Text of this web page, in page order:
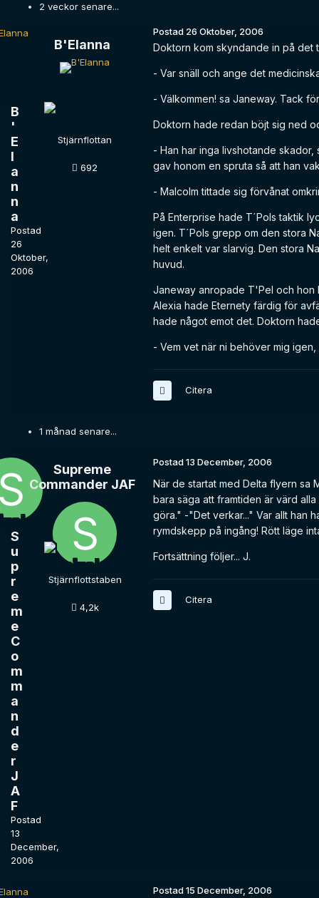
2 veckor senare...
B
'
E
l
a
n
n
a
Postad
26
Oktober,
2006
B'Elanna
Stjärnflottan
692
Postad 26 Oktober, 2006
Doktorn kom skyndande in på det
- Var snäll och ange det
- Välkommen! sa Janeway. Tack
Doktorn hade redan böjt sig ned
- Han har inga livshotande
gav honom en spruta så att han
- Malcolm tittade sig förvånat
På Enterprise hade T´Pols taktik
igen. T´Pols grepp om den stora
helt enkelt var slarvig. Den stora
huvud.
Janeway anropade T'Pel och hon
Alexia hade Eternety färdig för
hade något emot det. Doktorn
- Vem vet när ni behöver mig
Citera
1 månad senare...
S
u
p
r
e
m
e
C
o
m
m
a
n
d
e
r
J
A
F
Postad
13
December,
2006
Supreme
Commander JAF
Stjärnflottstaben
4,2k
Postad13 December, 2006
När de startat med Delta flyern sa
bara säga att framtiden är värd
göra." -"Det verkar..." Var allt han
rymdskepp på ingång! Rött läge
Fortsättning följer... J.
Citera
Postad15 December, 2006